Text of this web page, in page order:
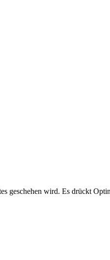
geschehen wird. Es drückt